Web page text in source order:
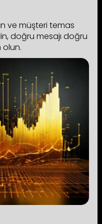
ve müşteri temas
doğru mesajı doğru